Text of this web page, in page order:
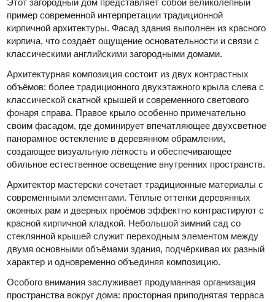
Этот загородный дом представляет собой великолепный
пример современной интерпретации традиционной
кирпичной архитектуры. Фасад здания выполнен из красного
кирпича, что создаёт ощущение основательности и связи с
классическими английскими загородными домами.
Архитектурная композиция состоит из двух контрастных
объёмов: более традиционного двухэтажного крыла слева с
классической скатной крышей и современного светового
фонаря справа. Правое крыло особенно примечательно
своим фасадом, где доминирует впечатляющее двухсветное
панорамное остекление в деревянном обрамлении,
создающее визуальную лёгкость и обеспечивающее
обильное естественное освещение внутренних пространств.
Архитектор мастерски сочетает традиционные материалы с
современными элементами. Тёплые оттенки деревянных
оконных рам и дверных проёмов эффектно контрастируют с
красной кирпичной кладкой. Небольшой зимний сад со
стеклянной крышей служит переходным элементом между
двумя основными объёмами здания, подчёркивая их разный
характер и одновременно объединяя композицию.
Особого внимания заслуживает продуманная организация
пространства вокруг дома: просторная приподнятая терраса